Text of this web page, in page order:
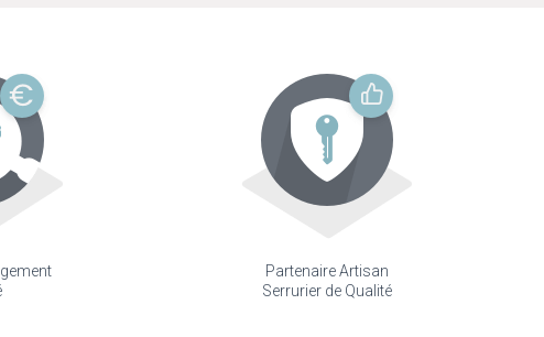
Partenaire Artisan
Serrurier de Qualité